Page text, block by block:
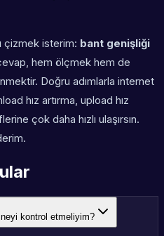
çizmek isterim: bant genişliği
hem ölçmek hem de
Doğru adımlarla internet
hız artırma, upload hız
çok daha hızlı ulaşırsın.
neyi kontrol etmeliyim?